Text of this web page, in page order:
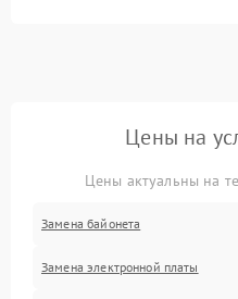
Цены на
Цены актуальны на
Замена байонета
Замена электронной платы